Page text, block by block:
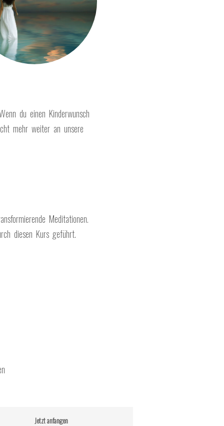
du einen Kinderwunsch
mehr weiter an unsere
Meditationen.
diesen Kurs geführt.
Jetzt anfangen